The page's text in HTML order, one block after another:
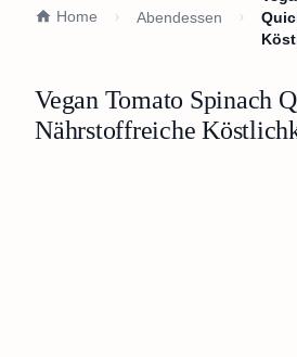
Home Abendessen
Vegan Tomato Spinach
Nährstoffreiche